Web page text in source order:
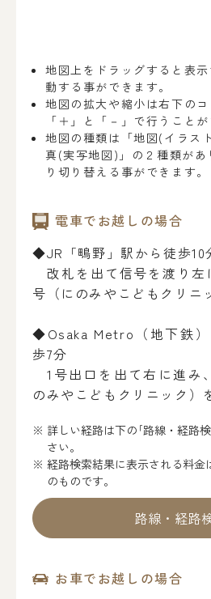
地図上をドラッグすると表
動する事ができます。
地図の拡大や縮小は右下の
「＋」と「－」で行うことが
地図の種類は「地図(イラス
真(実写地図)」の２種類があ
り切り替える事ができます。
電車でお越しの場合
◆JR「鴫野」駅から
改札を出て信号を渡り左
号（にのみやこどもクリニ
◆Osaka Metro（地下鉄
歩7分
1号出口を出て右に進み
のみやこどもクリニック）
詳しい経路は下の｢路線・経路
さい。
経路検索結果に表示される料金
のものです。
路線・経路
お車でお越しの場合